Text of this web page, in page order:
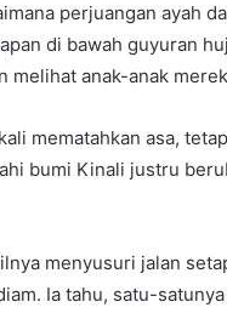
perjuangan ayah
di bawah guyuran
melihat anak-anak
mematahkan asa,
bumi Kinali justru
menyusuri jalan
Ia tahu, satu-